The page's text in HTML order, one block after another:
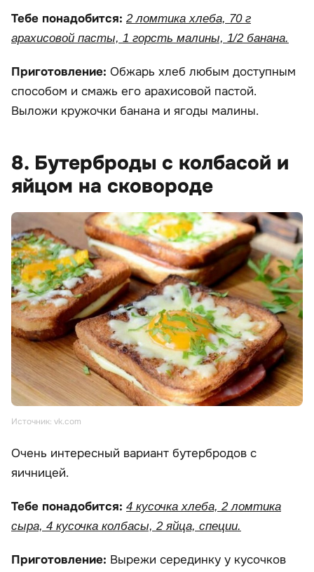
Тебе понадобится: 2 ломтика хлеба, 70 г
арахисовой пасты, 1 горсть малины, 1/2 банана.
Приготовление: Обжарь хлеб любым доступным
способом и смажь его арахисовой пастой.
Выложи кружочки банана и ягоды малины.
8. Бутерброды с колбасой и
яйцом на сковороде
Источник: vk.com
Очень интересный вариант бутербродов с
яичницей.
Тебе понадобится: 4 кусочка хлеба, 2 ломтика
сыра, 4 кусочка колбасы, 2 яйца, специи.
Приготовление: Вырежи серединку у кусочков